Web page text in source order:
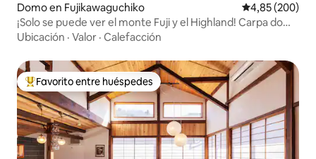
Domo en Fujikawaguchiko Calificación
4,85 (200)
¡Solo se puede ver el monte Fuji y el Highland! Carpa domo
muy popular [Imperial Panorama DOME]
Ubicación · Valor · Calefacción
Favorito entre los huéspedes más destacados
Favorito entre huéspedes